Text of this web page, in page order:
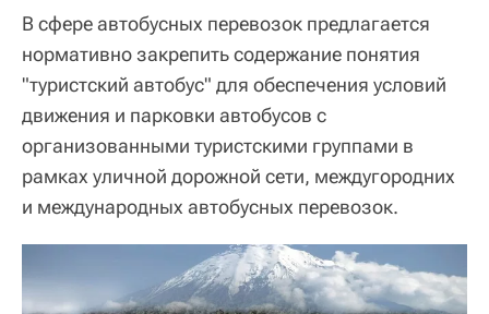
В сфере автобусных перевозок предлагается
нормативно закрепить содержание понятия
"туристский автобус" для обеспечения условий
движения и парковки автобусов с
организованными туристскими группами в
рамках уличной дорожной сети, междугородних
и международных автобусных перевозок.